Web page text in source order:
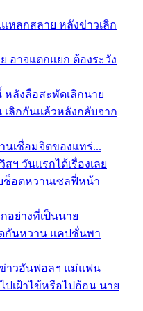
หลกสลาย หลังข่าวเลิก
อาจแตกแยก ต้องระวัง
หลังลือสะพัดเลิกนาย
ลิกกันเเล้วหลังกลับจาก
นเชื่อมจิตของแทร่...
สฯ วันแรกได้เรื่องเลย
ช็อตหวานเซลฟี่หน้า
อย่างที่เป็นนาย
กันหวาน แคปชั่นพา
าวอันฟอลฯ แม่แฟน
เฝ้าไข้หรือไปอ้อน นาย